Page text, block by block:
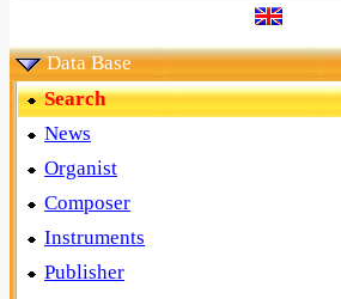
Data Base
Search
News
Organist
Composer
Instruments
Publisher